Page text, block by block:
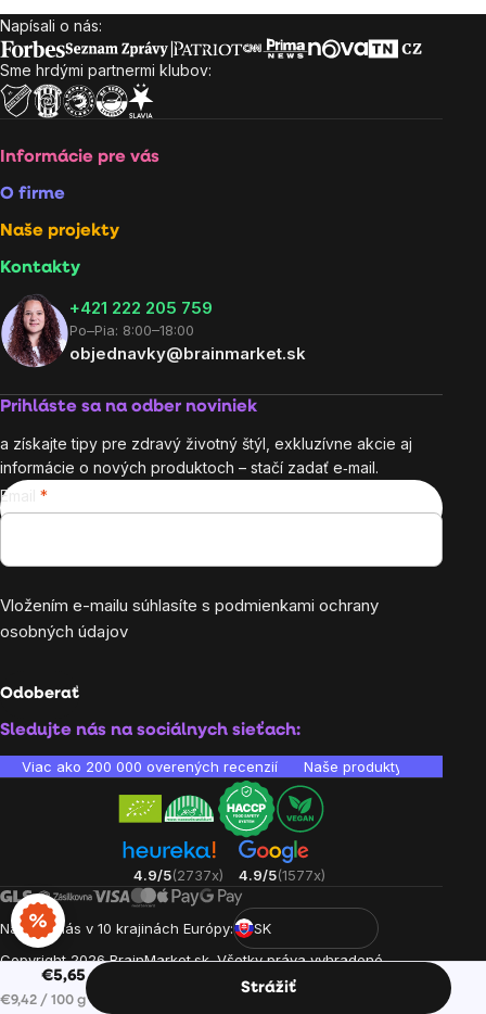
€5,65
Jednotková cena:
€9,42 / 100 g
Strážiť
Zápätie
Napísali o nás:
Sme hrdými partnermi klubov:
Informácie pre vás
O firme
Naše projekty
Kontakty
+421 222 205 759
Po–Pia: 8:00–18:00
objednavky@brainmarket.sk
Prihláste sa na odber noviniek
a získajte tipy pre zdravý životný štýl, exkluzívne akcie aj
informácie o nových produktoch – stačí zadať e‑mail.
Email
Vložením e-mailu súhlasíte s podmienkami ochrany
osobných údajov
Odoberať
Sledujte nás na sociálnych sieťach:
Viac ako 200 000 overených recenzií Naše produkty sú
4.9/5(2737x) 4.9/5(1577x)
Nájdete nás v 10 krajinách Európy:
SK
Copyright2026BrainMarket.sk. Všetky práva vyhradené.
Zásady spracovania osobných údajovObchodné podmienky
CookiesVytvoril Shoptet Premium